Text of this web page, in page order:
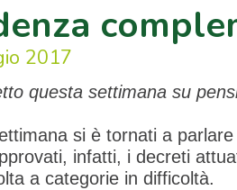
2017
questa settimana su
si è tornati a
infatti, i decreti
a categorie in difficoltà.